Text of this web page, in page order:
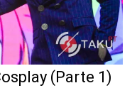
(Parte 1)